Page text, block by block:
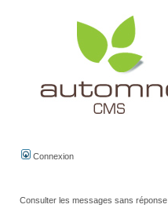
Connexion
Consulter les messages sans réponse